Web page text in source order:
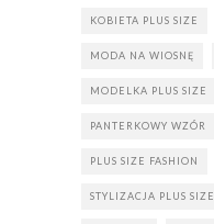
KOBIETA PLUS SIZE
MODA NA WIOSNĘ
MODELKA PLUS SIZE
PANTERKOWY WZÓR
PLUS SIZE FASHION
STYLIZACJA PLUS SIZE